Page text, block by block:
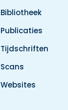
Bibliotheek
Publicaties
Tijdschriften
Scans
Websites